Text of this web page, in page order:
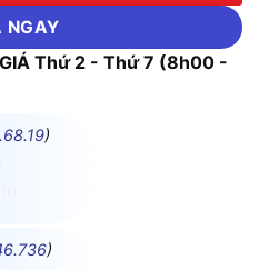
NGAY
Thứ 2 - Thứ 7 (8h00 -
)
)